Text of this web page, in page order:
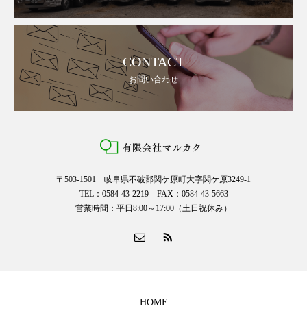
CONTACT
お問い合わせ
〒503-1501 岐阜県不破郡関ケ原町大字関ケ原3249-1
TEL：0584-43-2219 FAX：0584-43-5663
営業時間：平日8:00～17:00（土日祝休み）
HOME